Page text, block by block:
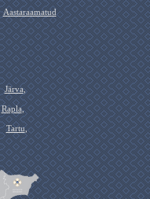
Aastaraamatud
Järva,
Rapla,
Tartu,